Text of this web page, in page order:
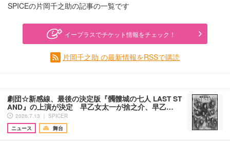
SPICEの片岡千之助の記事の一覧です
イープラスでチケット情報をチェック！
片岡千之助 の最新情報をRSSで購読
劇団☆新感線、最後の決定版『髑髏城の七人 LAST ST
AND』の上演が決定 早乙女太一が捨之介、早乙…
2026.7.13 ｜ SPICER
ニュース
舞台